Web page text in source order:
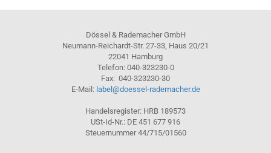
Dössel & Rademacher GmbH
Neumann-Reichardt-Str. 27-33, Haus 20/21
22041 Hamburg
Telefon: 040-323230-0
Fax: 040-323230-30
E-Mail: label@doessel-rademacher.de
Handelsregister: HRB 189573
USt-Id-Nr.: DE 451 677 916
Steuernummer 44/715/01560